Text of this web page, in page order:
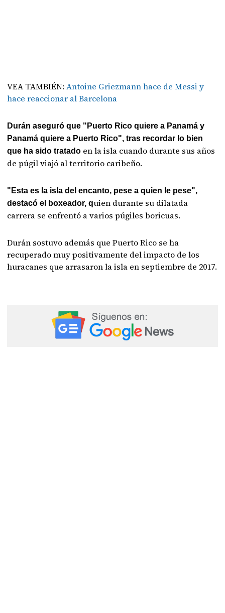
VEA TAMBIÉN:Antoine Griezmann hace de Messi y
hace reaccionar al Barcelona
Durán aseguró que "Puerto Rico quiere a Panamá y
Panamá quiere a Puerto Rico", tras recordar lo bien
que ha sido tratado en la isla cuando durante sus años
de púgil viajó al territorio caribeño.
"Esta es la isla del encanto, pese a quien le pese",
destacó el boxeador, quien durante su dilatada
carrera se enfrentó a varios púgiles boricuas.
Durán sostuvo además que Puerto Rico se ha
recuperado muy positivamente del impacto de los
huracanes que arrasaron la isla en septiembre de 2017.